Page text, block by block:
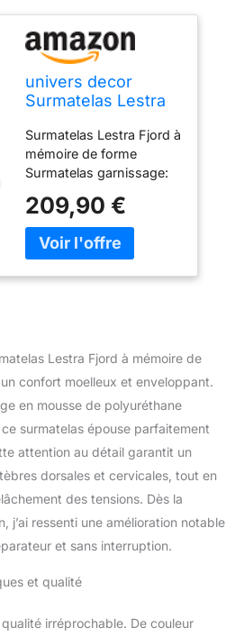
univers decor
Surmatelas Lestra
Forme (Surmatelas
mémoire de Forme
80x200 cm)
Surmatelas Lestra Fjord à
mémoire de forme
Surmatelas garnissage:
viscoélastique de 4 cm,
thermosensible à
mémoire de forme /
total une épaisseur de 6
cm Elastique aux 4 coins
pour un maintien
haute qualité.
Caractéristiques
techniques : Piquage
carreaux / Face anti-
Polyester / Finition forme
drap housse extensible
boite de présentation
Garnissage : Mousse de
209,90 €
Lestra Fjord à mémoire de
confort moelleux et enveloppant.
en mousse de polyuréthane
surmatelas épouse parfaitement
attention au détail garantit un
dorsales et cervicales, tout en
des tensions. Dès la
j’ai ressenti une amélioration notable
et sans interruption.
et qualité
irréprochable. De couleur